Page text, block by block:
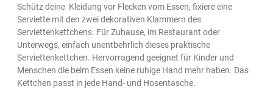
Schütz deine Kleidung vor Flecken vom Essen, fixiere eine
Serviette mit den zwei dekorativen Klammern des
Serviettenkettchens. Für Zuhause, im Restaurant oder
Unterwegs, einfach unentbehrlich dieses praktische
Serviettenkettchen. Hervorragend geeignet für Kinder und
Menschen die beim Essen keine ruhige Hand mehr haben. Das
Kettchen passt in jede Hand- und Hosentasche.